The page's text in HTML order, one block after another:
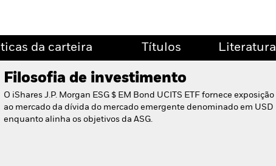
da carteira Títulos Literatura
Filosofia de investimento
O iShares J.P. Morgan ESG $ EM Bond UCITS ETF fornece exposição
ao mercado da dívida do mercado emergente denominado em USD
enquanto alinha os objetivos da ASG.